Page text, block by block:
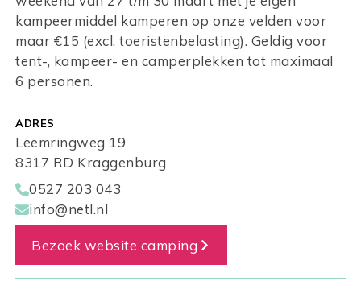
kampeermiddel kamperen op onze velden voor
maar €15 (excl. toeristenbelasting). Geldig voor
tent-, kampeer- en camperplekken tot maximaal
6 personen.
ADRES
Leemringweg 19
8317 RD Kraggenburg
0527 203 043
info@netl.nl
Bezoek website camping